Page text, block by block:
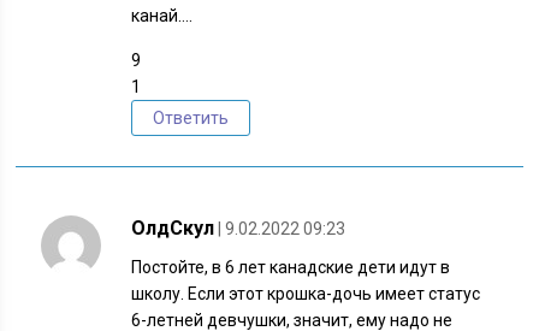
канай….
9
1
Ответить
ОлдСкул | 9.02.2022 09:23
Постойте, в 6 лет канадские дети идут в
школу. Если этот крошка-дочь имеет статус
6-летней девчушки, значит, ему надо не